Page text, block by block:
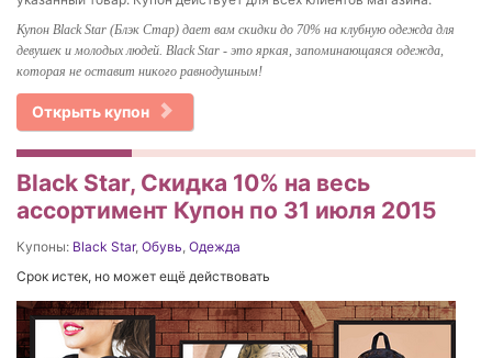
Купон Black Star (Блэк Стар) дает вам скидки до 70% на клубную одежда для
девушек и молодых людей. Black Star - это яркая, запоминающаяся одежда,
которая не оставит никого равнодушным!
Открыть купон
Black Star, Скидка 10% на весь
ассортимент Купон по 31 июля 2015
Купоны: Black Star, Обувь, Одежда
Срок истек, но может ещё действовать